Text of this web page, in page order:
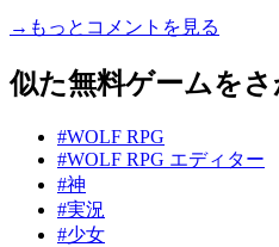
→もっとコメントを見る
似た無料ゲームをさ
#WOLF RPG
#WOLF RPG エディター
#神
#実況
#少女